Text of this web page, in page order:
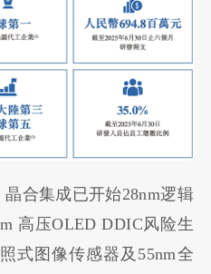
合集成已开始28nm逻辑
高压OLED DDIC风险生
式图像传感器及55nm全